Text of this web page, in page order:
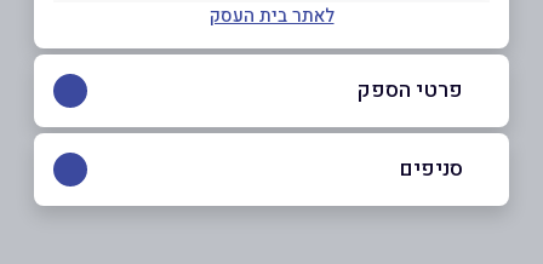
לאתר בית העסק
פרטי הספק
באתר
סניפים